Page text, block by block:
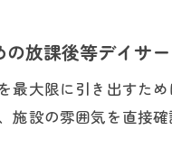
放課後等デイサ
最大限に引き出すた
施設の雰囲気を直接